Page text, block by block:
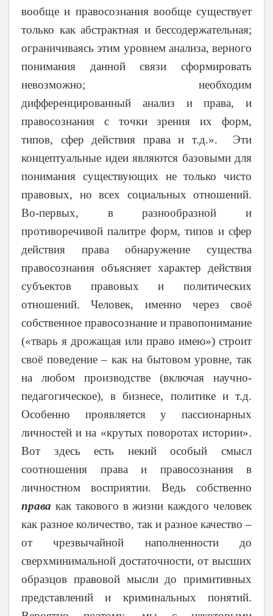
вообще и правосознания вообще существует
только как абстрактная и бессодержательная;
ограничиваясь этим уровнем анализа, верного
понимания данной связи сформировать
невозможно; необходим
дифференцированный анализ и права, и
правосознания с точки зрения их форм,
типов, сфер действия права и т.д.». Эти
концептуальные идеи являются базовыми для
понимания существующих не только чисто
правовых, но всех социальных отношений.
Во-первых, в разнообразной и
противоречивой палитре форм, типов и сфер
действия права обнаружение существа
правосознания объясняет характер действия
субъектов правовых и политических
отношений. Человек, именно через своё
собственное правосознание и правопонимание
(«тварь я дрожащая или право имею») строит
своё поведение – как на бытовом уровне, так
на любом производстве (включая научно-
педагогическое), в бизнесе, политике и т.д.
Особенно проявляется у пассионарных
личностей и на «крутых поворотах истории».
Вот здесь есть некий особый смысл
соотношения права и правосознания в
личностном восприятии. Ведь собственно
права как такового в жизни каждого человек
как разное количество, так и разное качество –
от чрезвычайной наполненности до
сверхминимальной достаточности, от высших
образцов правовой мысли до примитивных
представлений и криминальных понятий.